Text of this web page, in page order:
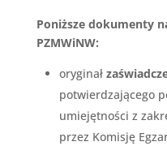
Poniższe dokumenty
PZMWiNW:
oryginał
potwierdzającego
umiejętności z
przez Komisję